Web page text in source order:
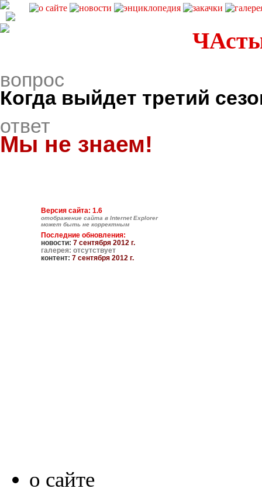
вопрос
Когда выйдет третий
ответ
Мы не знаем!
Версия сайта: 1.6
отображение сайта в Internet Explorer
может быть не корректным
Последние обновления:
новости: 7 сентября 2012 г.
галерея: отсутствует
контент: 7 сентября 2012 г.
о сайте